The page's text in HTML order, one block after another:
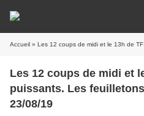
Accueil » Les 12 coups de midi et le 13h de TF1 ultra
Les 12 coups de midi et
puissants. Les
23/08/19